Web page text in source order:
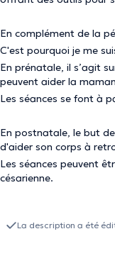
En complément de la
C'est pourquoi je me
En prénatale, il s’agit
peuvent aider la
Les séances se font à
En postnatale, le but
d'aider son corps à
Les séances peuvent
césarienne.
La description a été